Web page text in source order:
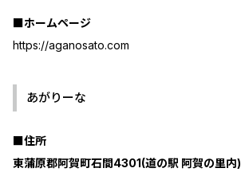
■ホームページ
https://aganosato.com
あがりーな
■住所
東蒲原郡阿賀町石間4301(道の駅 阿賀の里内)